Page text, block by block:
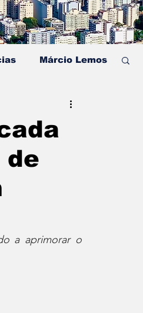
Márcio Lemos
Pinheiral
de
a aprimorar o